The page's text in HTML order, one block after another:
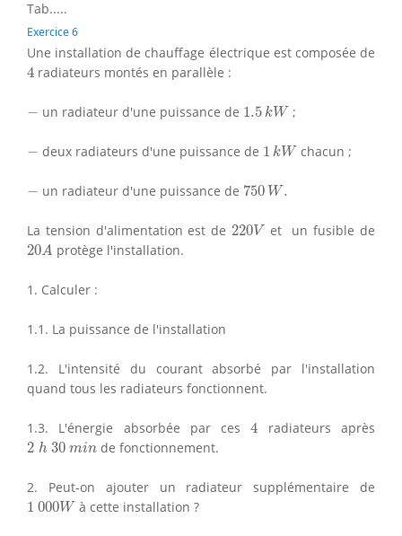
Tab.....
Exercice 6
Une installation de chauffage électrique est composée de
4
4 radiateurs montés en parallèle :
− un radiateur d'une puissance de 1.5 kW
1.5 kW;
− deux radiateurs d'une puissance de 1 kW
1 kWchacun ;
− un radiateur d'une puissance de 750 W.
750W
La tension d'alimentation est de 220V
220V et un fusible de
20A
20 A protège l'installation.
1. Calculer :
1.1. La puissance de l'installation
1.2. L'intensité du courant absorbé par l'installation
quand tous les radiateurs fonctionnent.
1.3. L'énergie absorbée par ces4
4 radiateurs après
2 h 30 min
2 h 30 min de fonctionnement.
2. Peut-on ajouter un radiateur supplémentaire de
1 000W
1 000Wà cette installation ?